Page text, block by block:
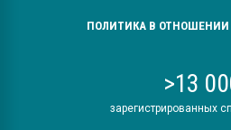
ПОЛИТИКА В ОТНОШЕНИИ
>13
зарегистрированных